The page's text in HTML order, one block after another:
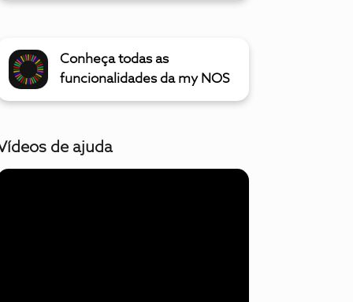
Conheça todas as
funcionalidades da my NOS
de ajuda